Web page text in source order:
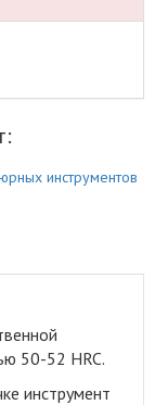
инструментов
50-52 HRC.
инструмент